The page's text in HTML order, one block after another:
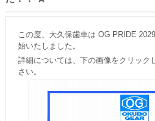
この度、大久保歯車は OG PRIDE
始いたしました。
詳細については、下の画像をクリック
さい。